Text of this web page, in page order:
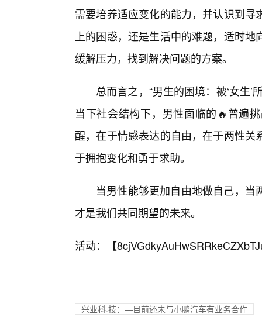
需要培养适应变化的能力，并认识到
上的困惑，还是生活中的难题，适时
缓解压力，找到解决问题的方案。
总而言之，“男生的困境：被‘女生
当下社会结构下，男性面临的🔥普遍
醒，在于情感表达的自由，在于两性
于拥抱变化和勇于求助。
当男性能够更加自由地做自己，
才是我们共同期望的未来。
活动：【
兴业科.技：—目前还未与小鹏汽车有业务合作